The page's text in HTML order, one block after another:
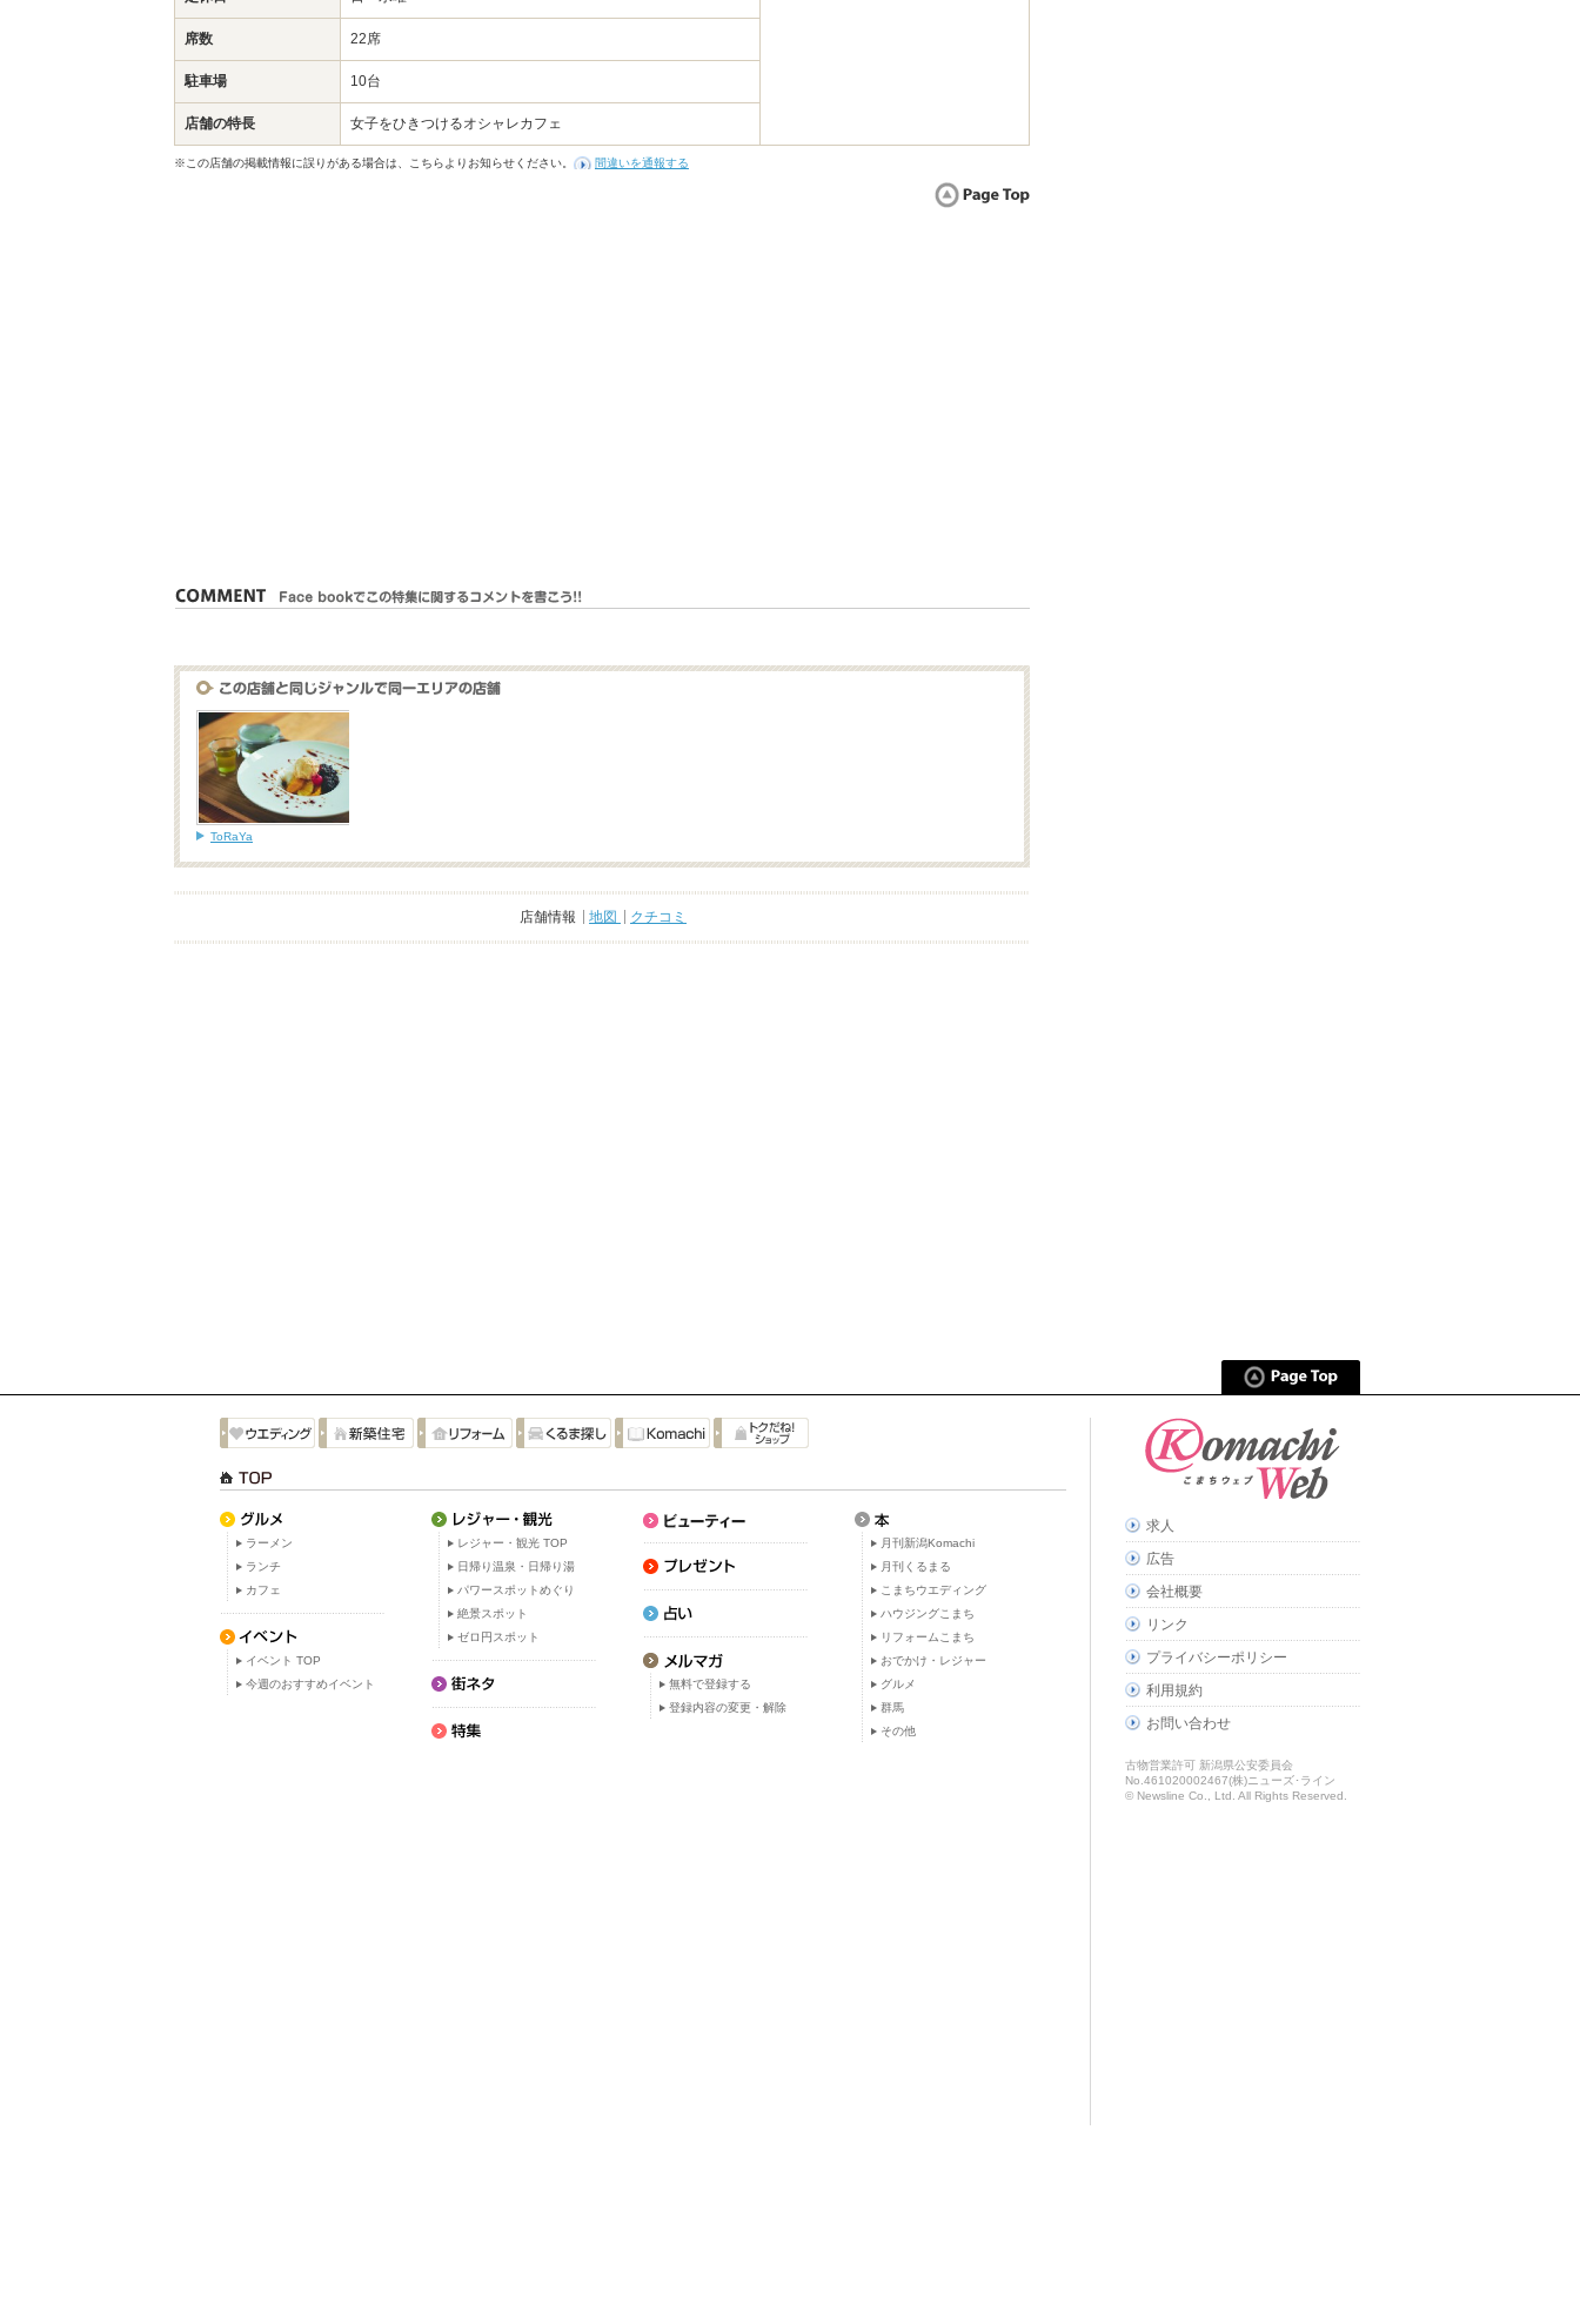
席数 22席
駐車場 10台
店舗の特長 女子をひきつけるオシャレカフェ
※この店舗の掲載情報に誤りがある場合は、こちらよりお知らせください。 間違いを通報する
ToRaYa
店舗情報 地図 クチコミ
ラーメン
ランチ
カフェ
イベント TOP
今週のおすすめイベント
レジャー・観光 TOP
日帰り温泉・日帰り湯
パワースポットめぐり
絶景スポット
ゼロ円スポット
無料で登録する
登録内容の変更・解除
月刊新潟Komachi
月刊くるまる
こまちウエディング
ハウジングこまち
リフォームこまち
おでかけ・レジャー
グルメ
群馬
その他
求人
広告
会社概要
リンク
プライバシーポリシー
利用規約
お問い合わせ
古物営業許可 新潟県公安委員会
No.461020002467(株)ニューズ･ライン
© Newsline Co., Ltd. All Rights Reserved.